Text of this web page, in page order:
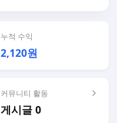
누적 수익
2,120원
커뮤니티 활동
게시글 0